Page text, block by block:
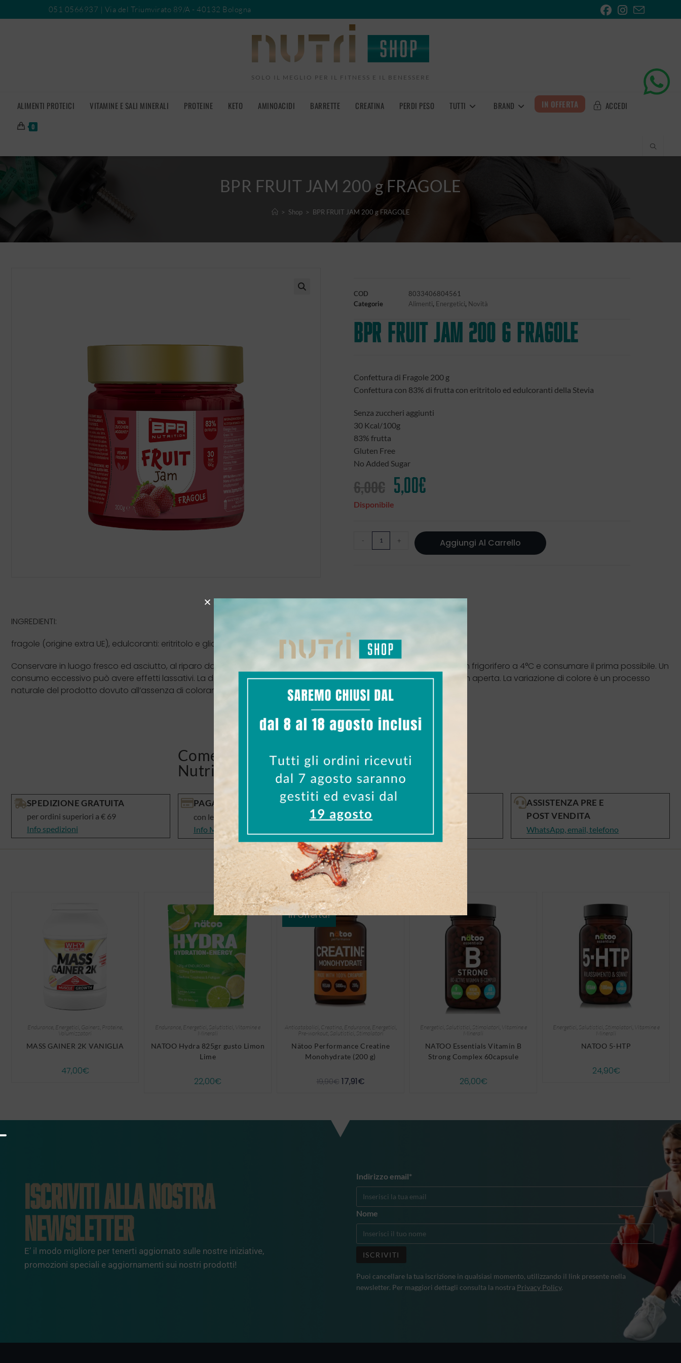
051 0566937 | Via del Triumvirato 89/A - 40132 Bologna
SOLO IL MEGLIO PER IL FITNESS E IL BENESSERE
ALIMENTI PROTEICI VITAMINE E SALI MINERALI PROTEINE KETO AMINOACIDI BARRETTE CREATINA PERDI PESO TUTTI BRAND IN OFFERTA ACCEDI
0
BPR FRUIT JAM 200 g FRAGOLE
> Shop > BPR FRUIT JAM 200 g FRAGOLE
COD
8033406804561
Categorie
Alimenti, Energetici, Novità
BPR FRUIT JAM 200 g FRAGOLE
Confettura di Fragole 200 g
Confettura con 83% di frutta con eritritolo ed edulcoranti della Stevia
Senza zuccheri aggiunti
30 Kcal/100g
83% frutta
Gluten Free
No Added Sugar
6,00€ 5,00€
Disponibile
- + Aggiungi Al Carrello
INGREDIENTI:
fragole (origine extra UE), edulcoranti: eritritolo e glicosidi steviolici, addensante: agar-agar
Conservare in luogo fresco ed asciutto, al riparo dalla luce diretta e da fonti di calore. Dopo l’apertura conservare in frigorifero a 4°C e consumare il prima possibile. Un
consumo eccessivo può avere effetti lassativi. La data di scadenza si riferisce al prodotto integro in confezione non aperta. La variazione di colore è un processo
naturale del prodotto dovuto all’assenza di coloranti e additivi.
Come valutano
Nutrishop
SPEDIZIONE GRATUITA
per ordini superiori a € 69
Info spedizioni
PAGAMENTI SICURI
con le migliori piattaforme
Info Metodi di pagamento
RESO GARANTITO
entro 10 giorni
ASSISTENZA PRE E
POST VENDITA
WhatsApp, email, telefono
Endurance Energetici Gainers Proteine
Volumizzatori
MASS GAINER 2K VANIGLIA
47,00€
Endurance Energetici Salutistici
Vitamine e
Minerali
NATOO Hydra 825gr gusto Limon
Lime
22,00€
In Offerta!
Anticatabolici Creatina Endurance Energetici
Pre-workout, Salutistici Stimolatori
Nätoo Performance Creatine
Monohydrate (200 g)
19,90€ 17,91€
Energetici Salutistici Stimolatori
Vitamine e
Minerali
NATOO Essentials Vitamin B
Strong Complex 60capsule
26,00€
Energetici Salutistici Stimolatori
Vitamine e
Minerali
NATOO 5-HTP
24,90€
ISCRIVITI ALLA NOSTRA
NEWSLETTER
E’ il modo migliore per tenerti aggiornato sulle nostre iniziative,
promozioni speciali e aggiornamenti sui nostri prodotti!
Indirizzo email*
Nome
Puoi cancellare la tua iscrizione in qualsiasi momento, utilizzando il link presente nella
newsletter. Per maggiori dettagli consulta la nostra Privacy Policy.